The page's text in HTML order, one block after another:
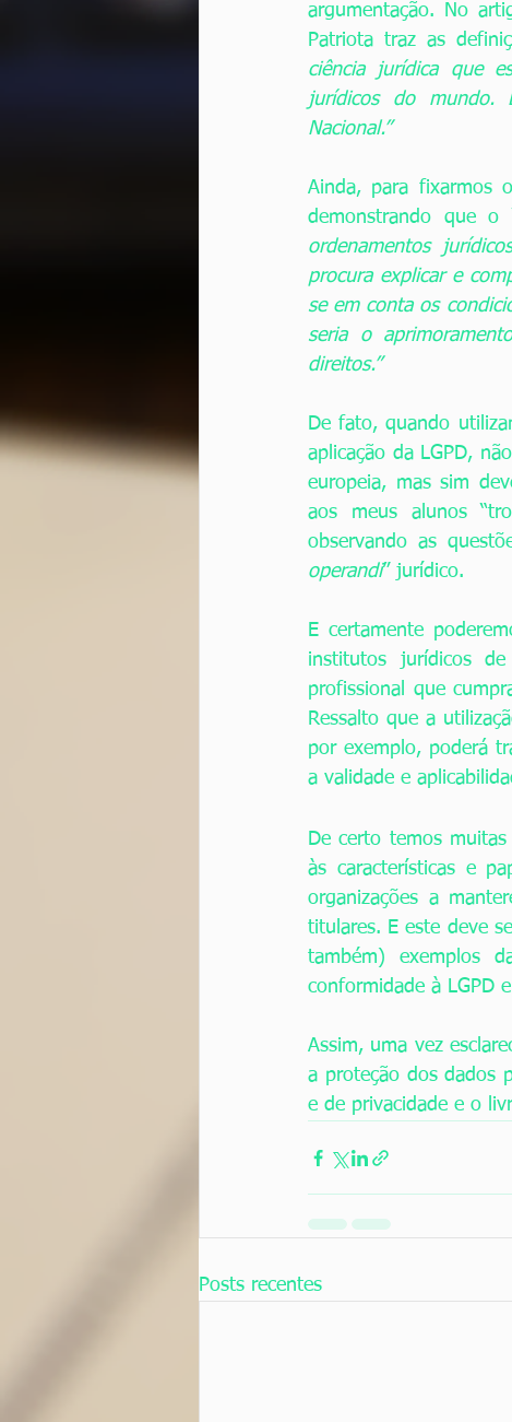
argumentação. No
Patriota traz as
ciência jurídica que
jurídicos do mundo.
Nacional.”
Ainda, para fixarmos
demonstrando que o
ordenamentos
procura explicar e
se em conta os
seria o
direitos.”
De fato, quando
aplicação da LGPD,
europeia, mas sim
aos meus alunos
observando as
operandi” jurídico.
E certamente
institutos jurídicos
profissional que
Ressalto que a
por exemplo, poderá
a validade e
De certo temos
às características e
organizações a
titulares. E este deve
também) exemplos
conformidade à LGPD
Assim, uma vez
a proteção dos dados
e de privacidade e o
Posts recentes